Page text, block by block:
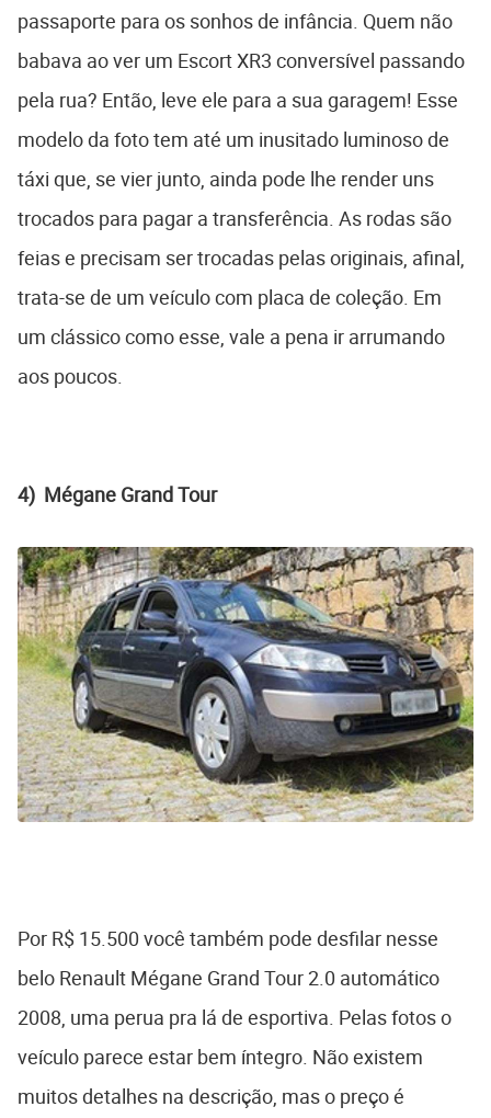
passaporte para os sonhos de infância. Quem não
babava ao ver um Escort XR3 conversível passando
pela rua? Então, leve ele para a sua garagem! Esse
modelo da foto tem até um inusitado luminoso de
táxi que, se vier junto, ainda pode lhe render uns
trocados para pagar a transferência. As rodas são
feias e precisam ser trocadas pelas originais, afinal,
trata-se de um veículo com placa de coleção. Em
um clássico como esse, vale a pena ir arrumando
aos poucos.
4) Mégane Grand Tour
Por R$ 15.500 você também pode desfilar nesse
belo Renault Mégane Grand Tour 2.0 automático
2008, uma perua pra lá de esportiva. Pelas fotos o
veículo parece estar bem íntegro. Não existem
muitos detalhes na descrição, mas o preço é